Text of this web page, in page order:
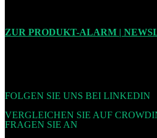
ZUR PRODUKT-ALARM |
FOLGEN SIE UNS BEI LINKEDIN
VERGLEICHEN SIE AUF
FRAGEN SIE AN